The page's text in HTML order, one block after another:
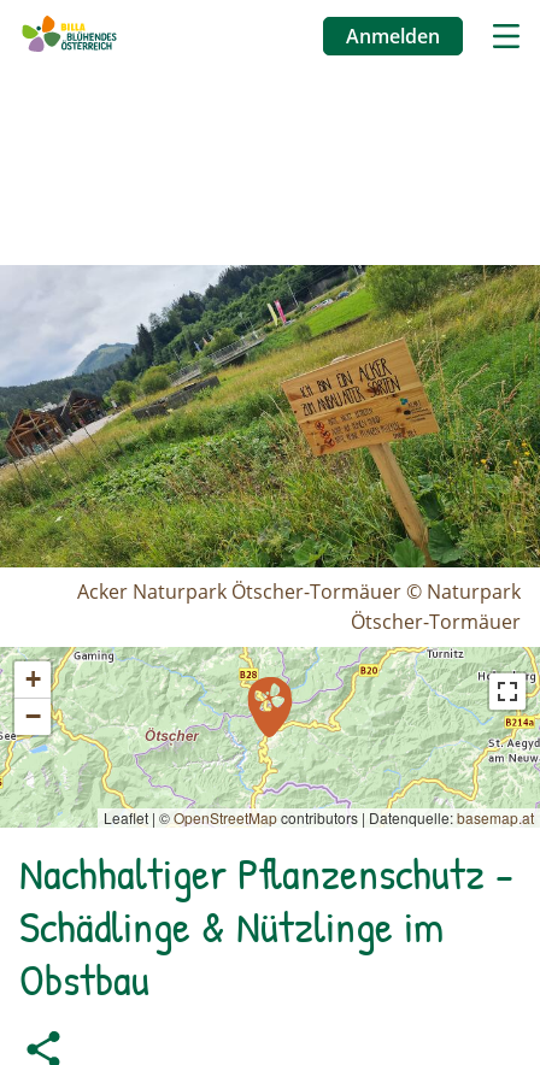
Anmelden
Acker Naturpark Ötscher-Tormäuer © Naturpark
Ötscher-Tormäuer
+
−
Leaflet | ©OpenStreetMapcontributors | Datenquelle:basemap.at
Nachhaltiger Pflanzenschutz -
Schädlinge & Nützlinge im
Obstbau